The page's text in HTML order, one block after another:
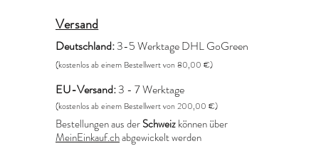
Versand
Deutschland:3-5 Werktage DHL GoGreen
(kostenlos ab einem Bestellwert von 80,00 €)
EU-Versand:3 - 7 Werktage
(kostenlos ab einem Bestellwert von 200,00 €)
Bestellungen aus derSchweizkönnen über
MeinEinkauf.chabgewickelt werden